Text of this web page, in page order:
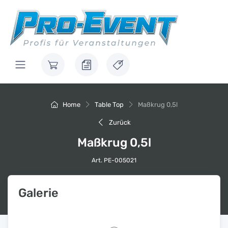
Home Table Top Maßkrug 0,5l
Zurück
Maßkrug 0,5l
Art. PE-005021
Galerie